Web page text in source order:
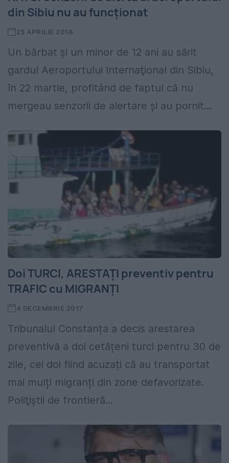
din Sibiu nu au funcţionat
25 APRILIE 2018
Un bărbat şi un minor de 12 ani au sărit
gardul Aeroportului Internaţional din Sibiu,
în 22 martie, profitând de faptul că nu
mergeau senzorii de alertare şi au pornit...
Doi TURCI, ARESTAȚI preventiv pentru
TRAFIC cu MIGRANȚI
4 DECEMBRIE 2017
Tribunalul Constanța a decis arestarea
preventivă a doi cetățeni turci pentru 30 de
zile, cei doi fiind acuzați că au transportat
mai mulți migranți din zone defavorizate.
Poliţiştii de frontieră...